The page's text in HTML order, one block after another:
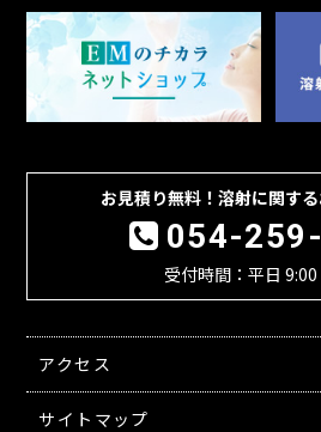
お見積り無料！溶射に関す
054-
受付時間：平日
アクセス
サイトマップ